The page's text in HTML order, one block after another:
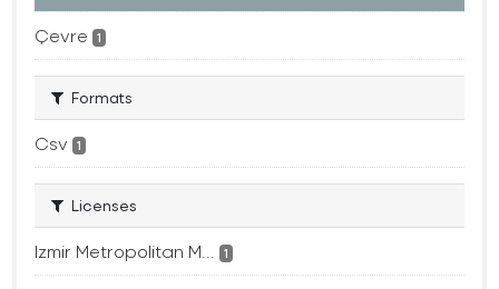
Çevre 1
Formats
Csv 1
Licenses
Izmir Metropolitan M... 1